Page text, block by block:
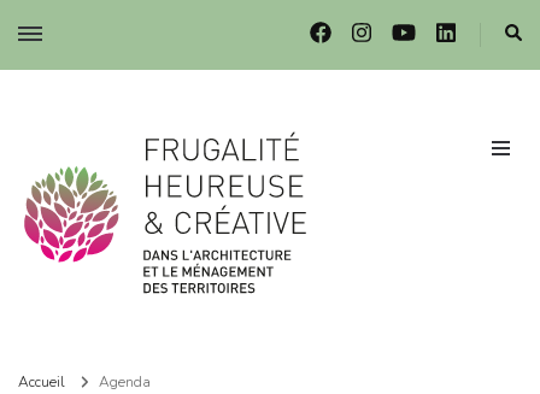
Frugalité dans l'architecture et le ménagement des territoires
Accueil Agenda